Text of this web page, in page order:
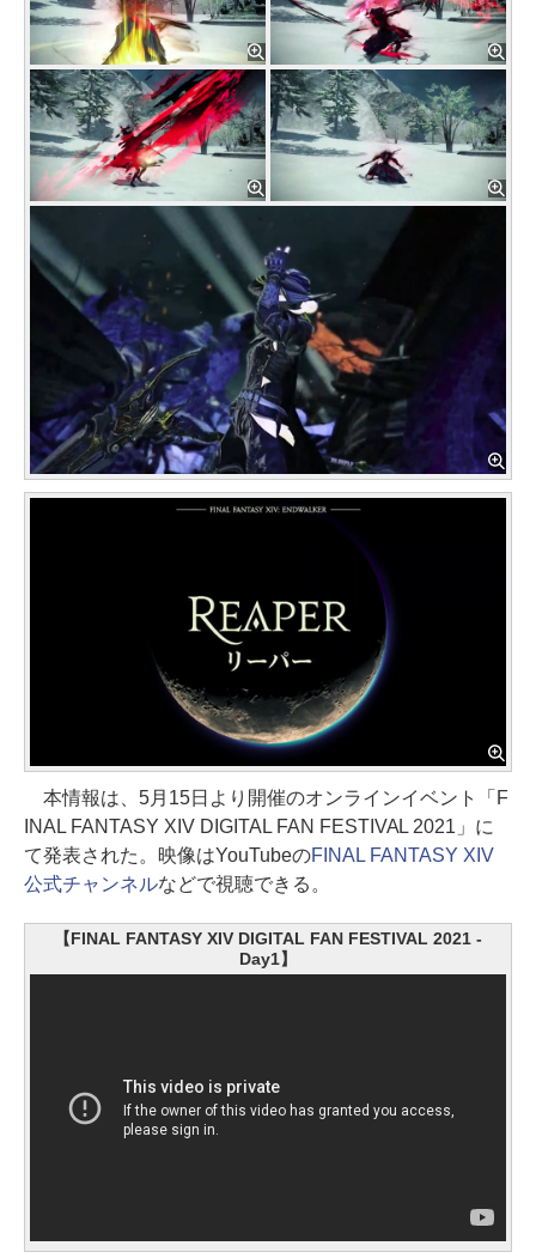
本情報は、5月15日より開催のオンラインイベント「F
INAL FANTASY XIV DIGITAL FAN FESTIVAL 2021」に
て発表された。映像はYouTubeのFINAL FANTASY XIV
公式チャンネルなどで視聴できる。
【FINAL FANTASY XIV DIGITAL FAN FESTIVAL 2021 -
Day1】